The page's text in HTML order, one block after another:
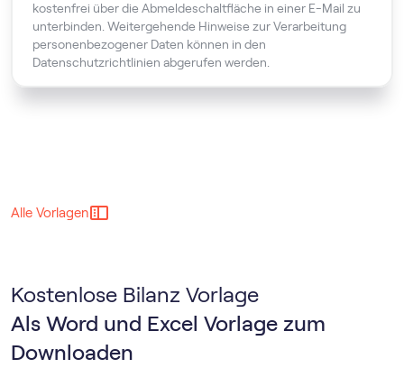
kostenfrei über die Abmeldeschaltfläche in einer E-Mail zu
unterbinden. Weitergehende Hinweise zur Verarbeitung
personenbezogener Daten können in den
Datenschutzrichtlinien abgerufen werden.
Alle Vorlagen
Kostenlose Bilanz Vorlage
Als Word und Excel Vorlage zum
Downloaden